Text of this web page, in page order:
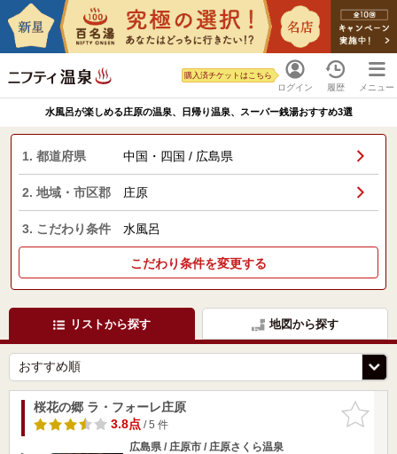
ログイン
購入済チケットはこちら
履歴 メニュー
水風呂が楽しめる庄原の温泉、日帰り温泉、スーパー銭湯おすすめ3選
1. 都道府県 中国・四国 / 広島県
2. 地域・市区郡 庄原
3. こだわり条件 水風呂
こだわり条件を変更する
リストから探す 地図から探す
お気に入
りに追加
桜花の郷 ラ・フォーレ庄原
3.8点/ 5 件
広島県 / 庄原市 / 庄原さくら温泉